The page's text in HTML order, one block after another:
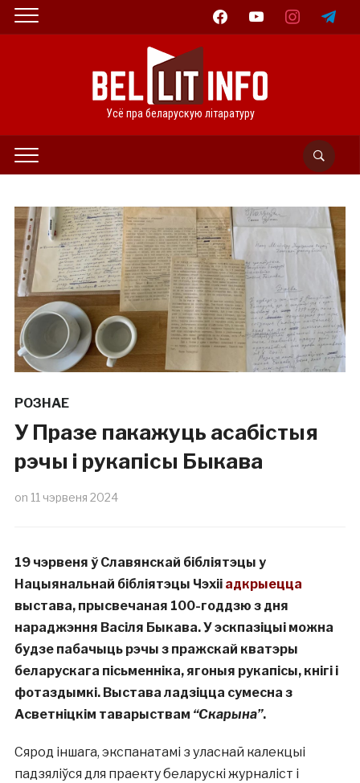
facebookyoutube instagramtelegram
Усё пра беларускую літаратуру
РОЗНАЕ
У Празе пакажуць асабістыя
рэчы і рукапісы Быкава
on 11 чэрвеня 2024
19 чэрвеня ў Славянскай бібліятэцы у
Нацыянальнай бібліятэцы Чэхіі адкрыецца
выстава, прысвечаная 100-годдзю з дня
нараджэння Васіля Быкава. У эскпазіцыі можна
будзе пабачыць рэчы з пражскай кватэры
беларускага пісьменніка, ягоныя рукапісы, кнігі і
фотаздымкі. Выстава ладзіцца сумесна з
Асветніцкім таварыствам “Скарына”.
Сярод іншага, экспанатамі з уласнай калекцыі
падзяліўся для праекту беларускі журналіст і